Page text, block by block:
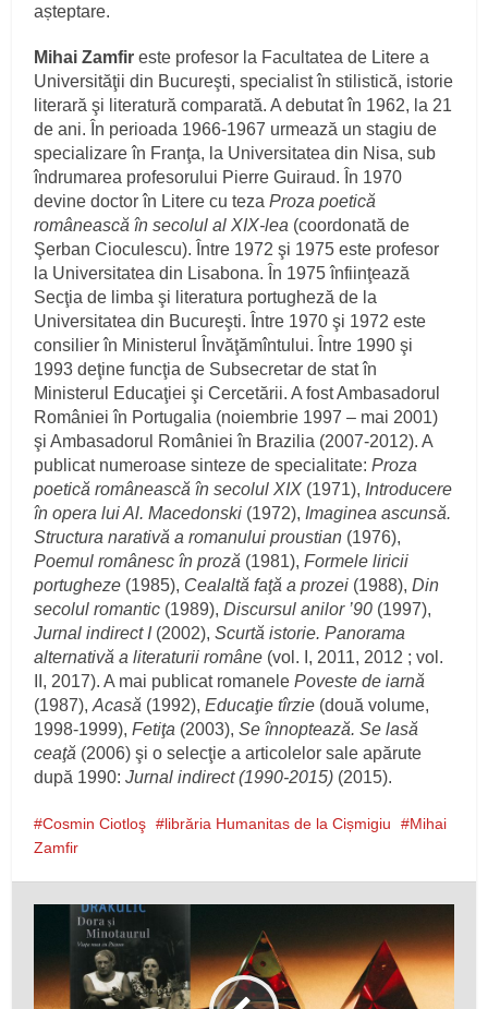
așteptare.
Mihai Zamfir este profesor la Facultatea de Litere a
Universităţii din Bucureşti, specialist în stilistică, istorie
literară şi literatură comparată. A debutat în 1962, la 21
de ani. În perioada 1966‑1967 urmează un stagiu de
specializare în Franţa, la Universitatea din Nisa, sub
îndrumarea profesorului Pierre Guiraud. În 1970
devine doctor în Litere cu tezaProza poetică
românească în secolul al XIX‑lea (coordonată de
Şerban Cioculescu). Între 1972 şi 1975 este profesor
la Universitatea din Lisabona. În 1975 înfiinţează
Secţia de limba şi literatura portugheză de la
Universitatea din Bucureşti. Între 1970 şi 1972 este
consilier în Ministerul Învăţămîntului. Între 1990 şi
1993 deţine funcţia de Subsecretar de stat în
Ministerul Educaţiei şi Cercetării. A fost Ambasadorul
României în Portugalia (noiembrie 1997 – mai 2001)
şi Ambasadorul României în Brazilia (2007‑2012). A
publicat numeroase sinteze de specialitate:Proza
poetică românească în secolul XIX (1971), Introducere
în opera lui Al. Macedonski (1972), Imaginea ascunsă.
Structura narativă a romanului proustian (1976),
Poemul românesc în proză (1981),Formele liricii
portugheze (1985), Cealaltă faţă a prozei (1988),Din
secolul romantic (1989),Discursul anilor ’90 (1997),
Jurnal indirect I (2002),Scurtă istorie. Panorama
alternativă a literaturii române (vol. I, 2011, 2012 ; vol.
II, 2017). A mai publicat romanelePoveste de iarnă
(1987),Acasă (1992),Educaţie tîrzie (două volume,
1998‑1999),Fetiţa (2003),Se înnoptează. Se lasă
ceaţă (2006) şi o selecţie a articolelor sale apărute
după 1990:Jurnal indirect (1990‑2015) (2015).
Cosmin Ciotloş librăria Humanitas de la Cișmigiu
Mihai
Zamfir